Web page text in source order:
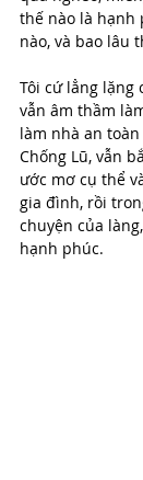
thế nào là hạnh
nào, và bao lâu
Tôi cứ lẳng lặng
vẫn âm thầm
làm nhà an
Chống Lũ, vẫn
ước mơ cụ thể
gia đình, rồi
chuyện của
hạnh phúc.